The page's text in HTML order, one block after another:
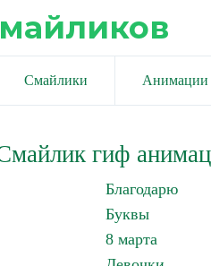
Смайлики Анимации
гиф
Благодарю
Буквы
8 марта